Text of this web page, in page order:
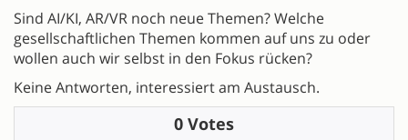
Sind AI/KI, AR/VR noch neue Themen? Welche
gesellschaftlichen Themen kommen auf uns zu oder
wollen auch wir selbst in den Fokus rücken?
Keine Antworten, interessiert am Austausch.
0 Votes